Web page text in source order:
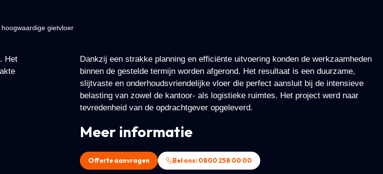
gietvloer
Het
Dankzij een strakke planning en efficiënte uitvoering konden de werkzaamheden
binnen de gestelde termijn worden afgerond. Het resultaat is een duurzame,
slijtvaste en onderhoudsvriendelijke vloer die perfect aansluit bij de intensieve
belasting van zowel de kantoor- als logistieke ruimtes. Het project werd naar
tevredenheid van de opdrachtgever opgeleverd.
Meer informatie
Offerte aanvragen Bel ons: 0800 258 00 00